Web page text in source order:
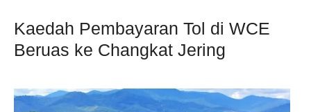
Kaedah Pembayaran Tol di WCE
Beruas ke Changkat Jering